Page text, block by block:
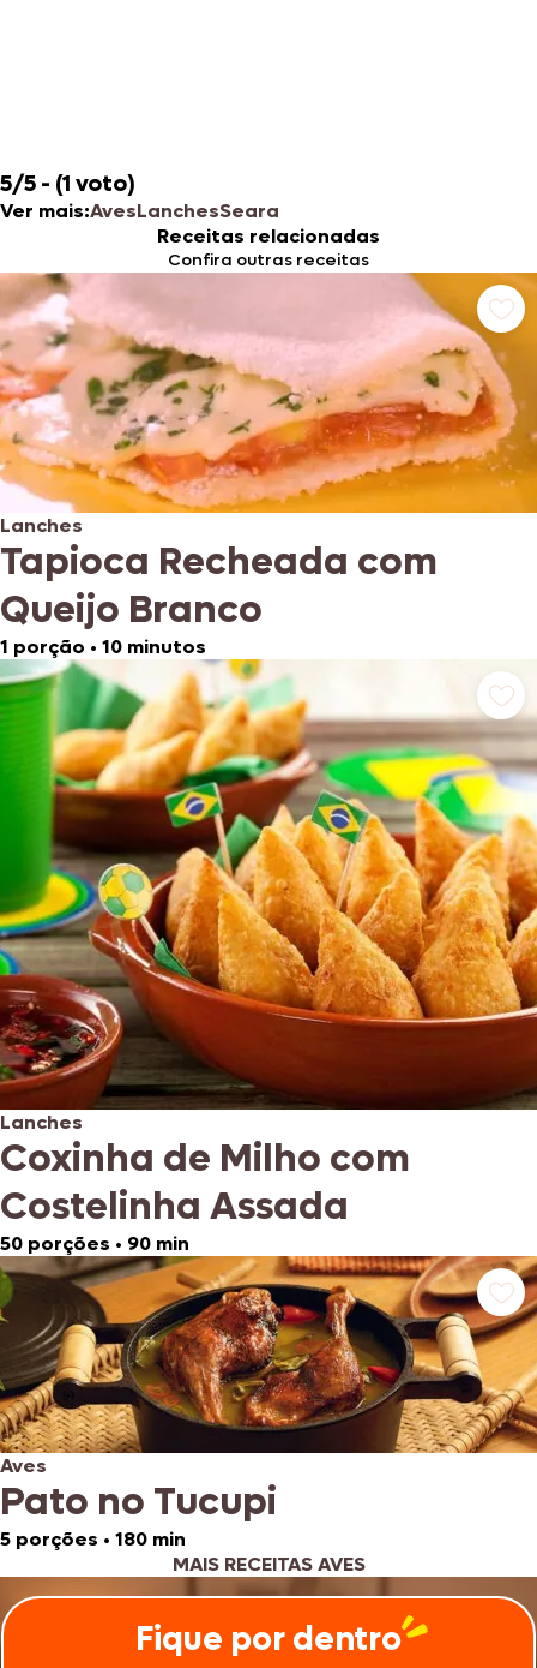
5/5 - (1 voto)
Ver mais:AvesLanchesSeara
Receitas relacionadas
Confira outras receitas
Lanches
Tapioca Recheada com
Queijo Branco
1 porção • 10 minutos
Lanches
Coxinha de Milho com
Costelinha Assada
50 porções • 90 min
Aves
Pato no Tucupi
5 porções • 180 min
MAIS RECEITAS AVES
Fique por dentro